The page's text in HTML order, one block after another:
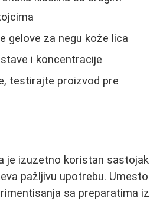
gelove za negu kože lica
i koncentracije
testirajte proizvod pre
je izuzetno koristan sastojak
pažljivu upotrebu. Umesto
sa preparatima iz